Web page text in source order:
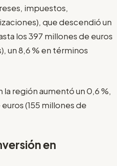
impuestos,
que descendió un
los 397 millones de euros
un 8,6 % en términos
la región aumentó un 0,6 %,
(155 millones de
en